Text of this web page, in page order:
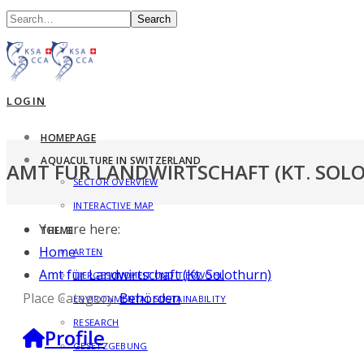
Search
LOGIN
HOMEPAGE
AQUACULTURE IN SWITZERLAND
SECTOR OVERVIEW
INTERACTIVE MAP
THEME
ARTEN
TIERGESUNDHEIT UND TIERWOHL
ENVIRONMENTAL SUSTAINABILITY
RESEARCH
GESETZGEBUNG
AMT FÜR LANDWIRTSCHAFT (KT.
You are here:
Home
Amt für Landwirtschaft (Kt. Solothurn)
Place Category:Behörden
Profile